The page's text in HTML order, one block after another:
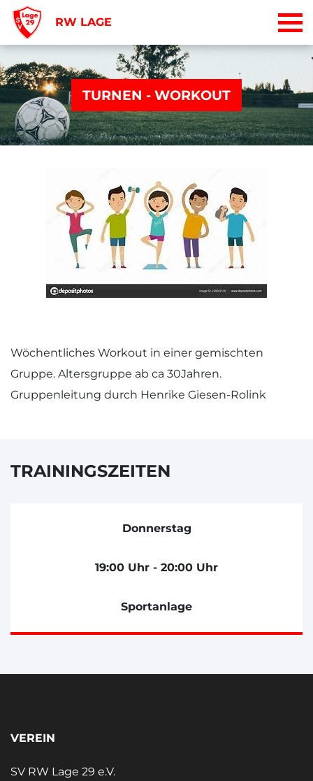
RW LAGE
TURNEN - WORKOUT
Wöchentliches Workout in einer gemischten
Gruppe. Altersgruppe ab ca 30Jahren.
Gruppenleitung durch Henrike Giesen-Rolink
TRAININGSZEITEN
Donnerstag
19:00 Uhr - 20:00 Uhr
Sportanlage
VEREIN
SV RW Lage 29 e.V.